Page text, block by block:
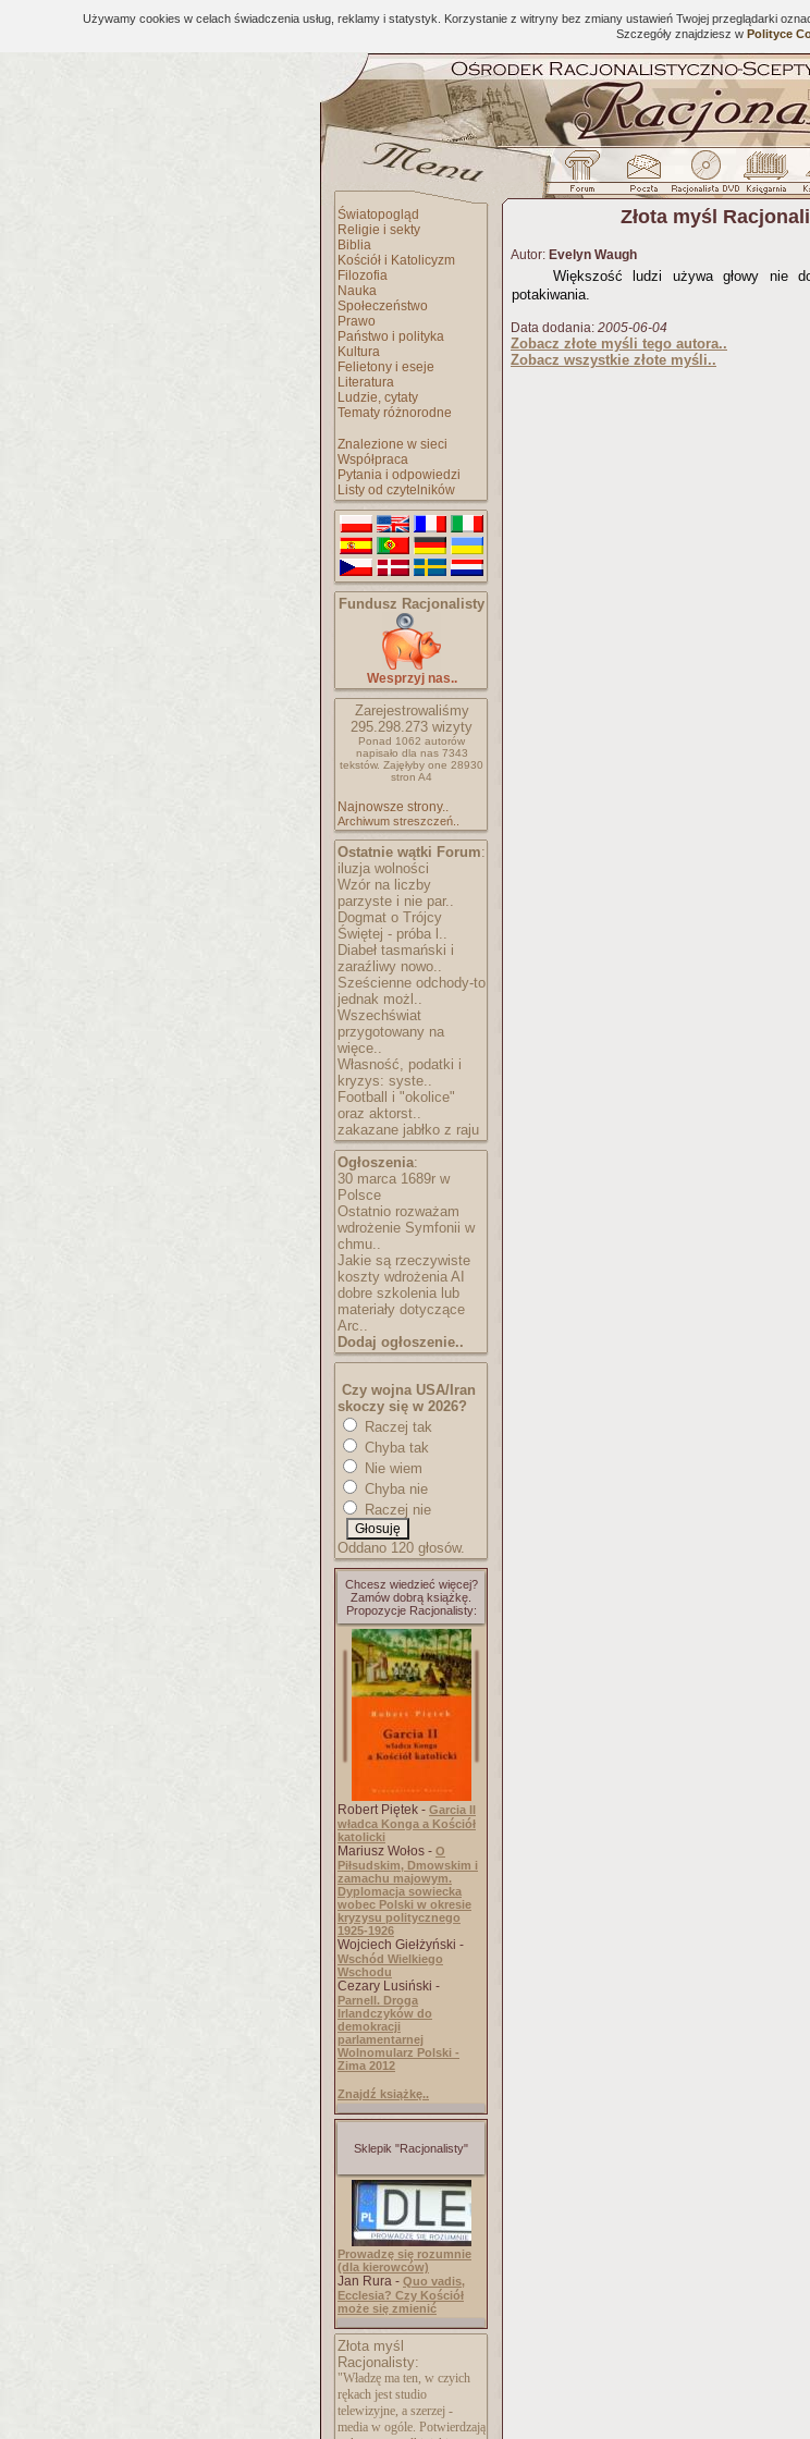
Używamy cookies w celach świadczenia usług, reklamy i statystyk. Korzystanie z witryny bez zmiany ustawień Twojej przeglądarki
Szczegóły znajdziesz w Polityce
Światopogląd
Religie i sekty
Biblia
Kościół i Katolicyzm
Filozofia
Nauka
Społeczeństwo
Prawo
Państwo i polityka
Kultura
Felietony i eseje
Literatura
Ludzie, cytaty
Tematy różnorodne
Znalezione w sieci
Współpraca
Pytania i odpowiedzi
Listy od czytelników
Fundusz Racjonalisty
Wesprzyj nas..
Zarejestrowaliśmy
295.298.273 wizyty
Ponad 1062 autorów
napisało dla nas 7343
tekstów. Zajęłyby one 28930
stron A4
Najnowsze strony..
Archiwum streszczeń..
Ostatnie wątki Forum:
iluzja wolności
Wzór na liczby
parzyste i nie par..
Dogmat o Trójcy
Świętej - próba l..
Diabeł tasmański i
zaraźliwy nowo..
Sześcienne odchody-to
jednak możl..
Wszechświat
przygotowany na
więce..
Własność, podatki i
kryzys: syste..
Football i "okolice"
oraz aktorst..
zakazane jabłko z raju
Ogłoszenia:
30 marca 1689r w
Polsce
Ostatnio rozważam
wdrożenie Symfonii w
chmu..
Jakie są rzeczywiste
koszty wdrożenia AI
dobre szkolenia lub
materiały dotyczące
Arc..
Dodaj ogłoszenie..
Czy wojna USA/Iran
skoczy się w 2026?
Raczej tak
Chyba tak
Nie wiem
Chyba nie
Raczej nie
Oddano 120 głosów.
Chcesz wiedzieć więcej?
Zamów dobrą książkę.
Propozycje Racjonalisty:
Robert Piętek - Garcia II
władca Konga a Kościół
katolicki
Mariusz Wołos - O
Piłsudskim, Dmowskim i
zamachu majowym.
Dyplomacja sowiecka
wobec Polski w okresie
kryzysu politycznego
1925-1926
Wojciech Giełżyński -
Wschód Wielkiego
Wschodu
Cezary Lusiński -
Parnell. Droga
Irlandczyków do
demokracji
parlamentarnej
Wolnomularz Polski -
Zima 2012
Znajdź książkę..
Sklepik "Racjonalisty"
Prowadzę się rozumnie
(dla kierowców)
Jan Rura - Quo vadis,
Ecclesia? Czy Kościół
może się zmienić
Złota myśl
Racjonalisty:
"Władzę ma ten, w czyich
rękach jest studio
telewizyjne, a szerzej -
media w ogóle. Potwierdzają
Złota myśl
Autor: Evelyn Waugh
Większość ludzi używa głowy nie
potakiwania.
Data dodania: 2005-06-04
Zobacz złote myśli tego autora..
Zobacz wszystkie złote myśli..